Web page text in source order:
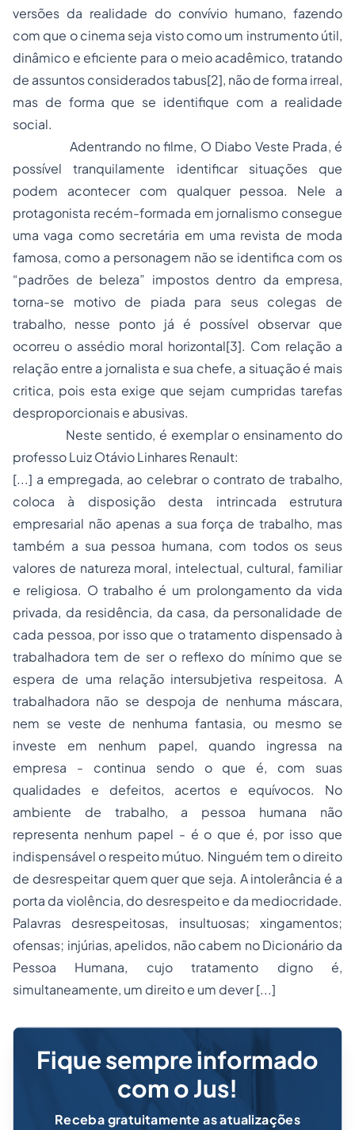
versões da realidade do convívio humano, fazendo
com que o cinema seja visto como um instrumento útil,
dinâmico e eficiente para o meio acadêmico, tratando
de assuntos considerados tabus[2], não de forma irreal,
mas de forma que se identifique com a realidade
social.
Adentrando no filme, O Diabo Veste Prada, é
possível tranquilamente identificar situações que
podem acontecer com qualquer pessoa. Nele a
protagonista recém-formada em jornalismo consegue
uma vaga como secretária em uma revista de moda
famosa, como a personagem não se identifica com os
“padrões de beleza” impostos dentro da empresa,
torna-se motivo de piada para seus colegas de
trabalho, nesse ponto já é possível observar que
ocorreu o assédio moral horizontal[3]. Com relação a
relação entre a jornalista e sua chefe, a situação é mais
critica, pois esta exige que sejam cumpridas tarefas
desproporcionais e abusivas.
Neste sentido, é exemplar o ensinamento do
professo Luiz Otávio Linhares Renault:
[...] a empregada, ao celebrar o contrato de trabalho,
coloca à disposição desta intrincada estrutura
empresarial não apenas a sua força de trabalho, mas
também a sua pessoa humana, com todos os seus
valores de natureza moral, intelectual, cultural, familiar
e religiosa. O trabalho é um prolongamento da vida
privada, da residência, da casa, da personalidade de
cada pessoa, por isso que o tratamento dispensado à
trabalhadora tem de ser o reflexo do mínimo que se
espera de uma relação intersubjetiva respeitosa. A
trabalhadora não se despoja de nenhuma máscara,
nem se veste de nenhuma fantasia, ou mesmo se
investe em nenhum papel, quando ingressa na
empresa - continua sendo o que é, com suas
qualidades e defeitos, acertos e equívocos. No
ambiente de trabalho, a pessoa humana não
representa nenhum papel - é o que é, por isso que
indispensável o respeito mútuo. Ninguém tem o direito
de desrespeitar quem quer que seja. A intolerância é a
porta da violência, do desrespeito e da mediocridade.
Palavras desrespeitosas, insultuosas; xingamentos;
ofensas; injúrias, apelidos, não cabem no Dicionário da
Pessoa Humana, cujo tratamento digno é,
simultaneamente, um direito e um dever [...]
Fique sempre informado
com o Jus!
Receba gratuitamente as atualizações